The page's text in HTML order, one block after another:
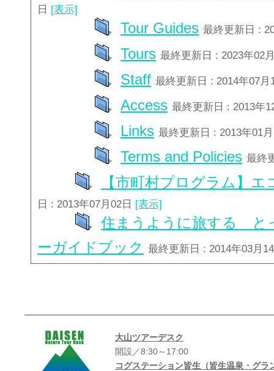
日 [表示]
Tour Guides 最終更新日 :
Tours 最終更新日 : 2023年02
Staff 最終更新日 : 2014年07
Access 最終更新日 : 2013年
Links 最終更新日 : 2013年01
Terms and Policies 最終
【市町村プログラム】
日 : 2013年07月02日 [表示]
住まうように旅する と
ーガイドブック 最終更新日 : 2014年03月
大山ツアーデスク
開設／8:30～17:00
コグステーション皆生（皆生温泉・グラ